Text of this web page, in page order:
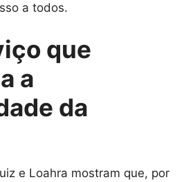
a todos.
que
a
da
e Loahra mostram que, por